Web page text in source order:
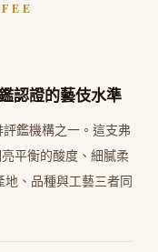
認證的藝伎水準
鑑機構之一。這支弗
平衡的酸度、細膩柔
、品種與工藝三者同